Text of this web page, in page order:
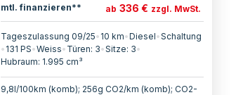
mtl. finanzieren**
ab 336 € zzgl. MwSt.
Tageszulassung 09/25• 10 km•Diesel•Schaltung
• 131 PS•Weiss• Türen: 3•Sitze: 3•
Hubraum: 1.995 cm³
9,8l/100km (komb); 256g CO2/km (komb); CO2-